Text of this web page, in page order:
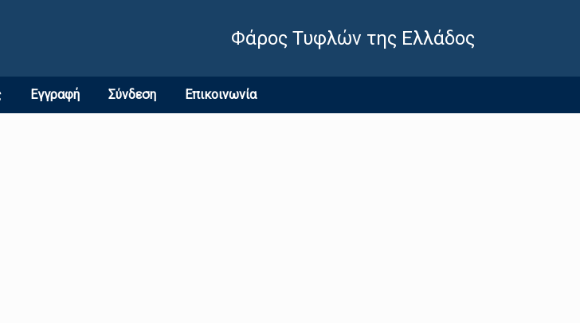
Φάρος Τυφλών της Ελλάδος
Εγγραφή Σύνδεση Επικοινωνία